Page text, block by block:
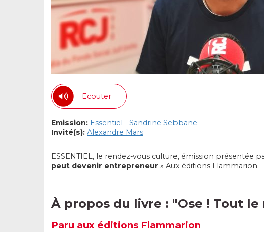
Ecouter
Emission: Essentiel - Sandrine Sebbane
Invité(s): Alexandre Mars
ESSENTIEL, le rendez-vous culture, émission présentée
peut devenir entrepreneur » Aux éditions Flammarion.
À propos du livre : "Ose ! Tout
Paru aux éditions Flammarion